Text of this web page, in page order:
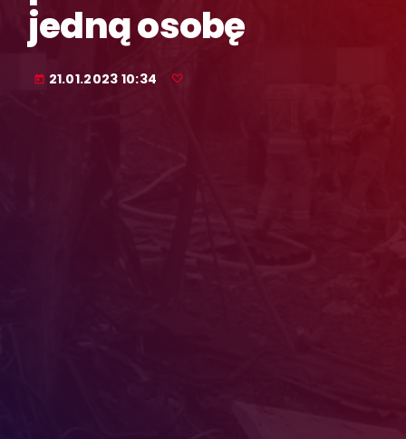
jedną osobę
today 21.01.2023 10:34